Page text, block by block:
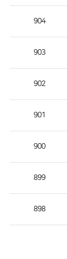
록
공
904
903
902
901
900
899
898